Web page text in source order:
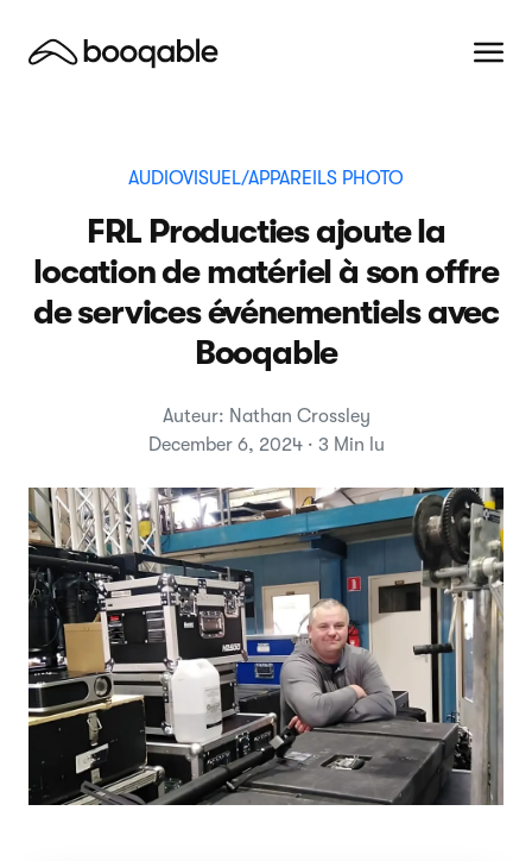
AUDIOVISUEL/APPAREILS PHOTO
FRL Producties ajoute la
location de matériel à son offre
de services événementiels avec
Booqable
Auteur: Nathan Crossley
December 6, 2024 · 3 Min lu